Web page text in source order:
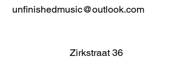
unfinishedmusic@outlook.com
Zirkstraat 36